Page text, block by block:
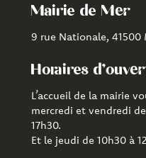
Mairie de Mer
9 rue Nationale, 41500
Horaires
L’accueil de la mairie
mercredi et vendredi
17h30.
Et le jeudi de 10h30 à